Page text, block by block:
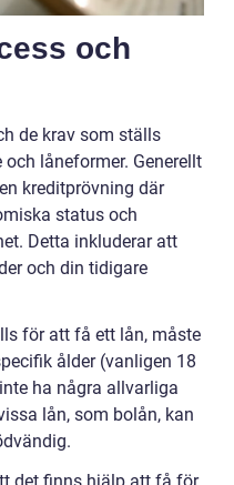
och
de krav som ställs
låneformer. Generellt
kreditprövning där
status och
Detta inkluderar att
och din tidigare
för att få ett lån, måste
ålder (vanligen 18
ha några allvarliga
lån, som bolån, kan